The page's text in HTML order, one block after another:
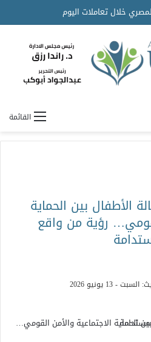
خلال تعاملات اليوم
القائمة
الأطفال بين الحماية
رؤية من واقع
- 13 يونيو 2026